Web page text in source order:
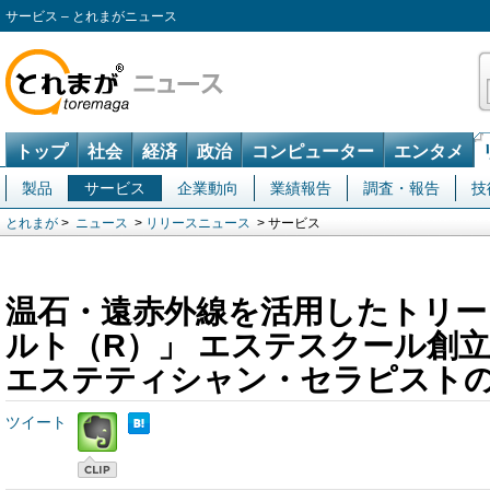
サービス – とれまがニュース
トップ 社会 経済 政治 コンピューター エンタメ
製品 サービス 企業動向 業績報告 調査・報告 技
とれまが > ニュース > リリースニュース > サービス
温石・遠赤外線を活用したトリ
ルト（R）」 エステスクール創
エステティシャン・セラピスト
ツイート